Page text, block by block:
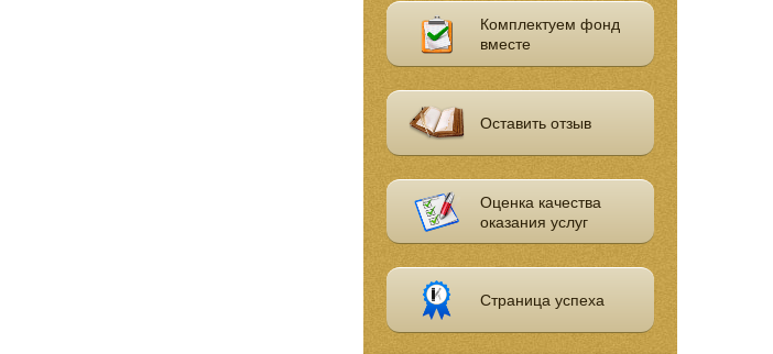
Комплектуем фонд
вместе
Оставить отзыв
Оценка качества
оказания услуг
Страница успеха